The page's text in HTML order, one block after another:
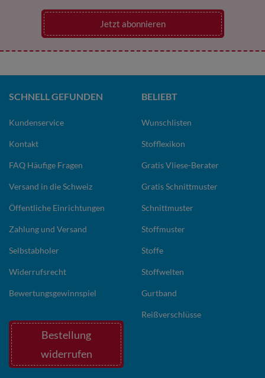
Jetzt abonnieren
SCHNELL GEFUNDEN
Kundenservice
Kontakt
FAQ Häufige Fragen
Versand in die Schweiz
Öffentliche Einrichtungen
Zahlung und Versand
Selbstabholer
Widerrufsrecht
Bewertungsgewinnspiel
Bestellung
widerrufen
BELIEBT
Wunschlisten
Stofflexikon
Gratis Vliese-Berater
Gratis Schnittmuster
Schnittmuster
Stoffmuster
Stoffe
Stoffwelten
Gurtband
Reißverschlüsse